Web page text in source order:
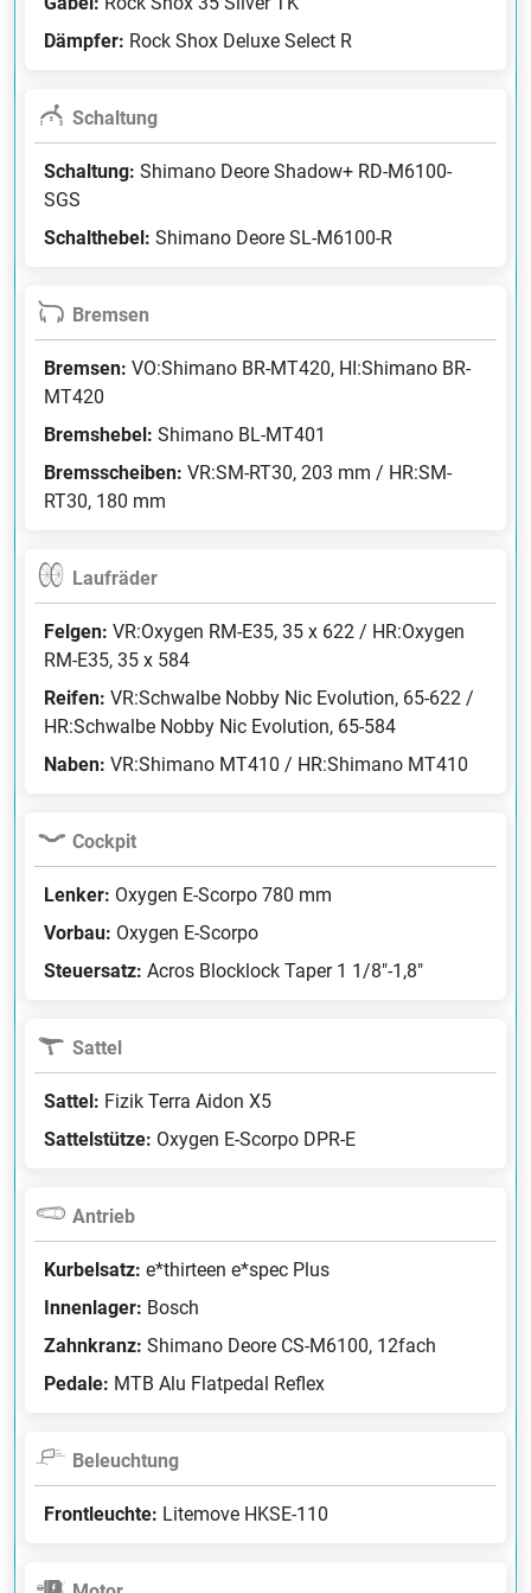
Dämpfer: Rock Shox Deluxe Select R
Schaltung
Schaltung: Shimano Deore Shadow+ RD-M6100-
SGS
Schalthebel: Shimano Deore SL-M6100-R
Bremsen
Bremsen: VO:Shimano BR-MT420, HI:Shimano BR-
MT420
Bremshebel: Shimano BL-MT401
Bremsscheiben: VR:SM-RT30, 203 mm / HR:SM-
RT30, 180 mm
Laufräder
Felgen: VR:Oxygen RM-E35, 35 x 622 / HR:Oxygen
RM-E35, 35 x 584
Reifen: VR:Schwalbe Nobby Nic Evolution, 65-622 /
HR:Schwalbe Nobby Nic Evolution, 65-584
Naben: VR:Shimano MT410 / HR:Shimano MT410
Cockpit
Lenker: Oxygen E-Scorpo 780 mm
Vorbau: Oxygen E-Scorpo
Steuersatz: Acros Blocklock Taper 1 1/8"-1,8"
Sattel
Sattel: Fizik Terra Aidon X5
Sattelstütze: Oxygen E-Scorpo DPR-E
Antrieb
Kurbelsatz: e*thirteen e*spec Plus
Innenlager: Bosch
Zahnkranz: Shimano Deore CS-M6100, 12fach
Pedale: MTB Alu Flatpedal Reflex
Beleuchtung
Frontleuchte: Litemove HKSE-110